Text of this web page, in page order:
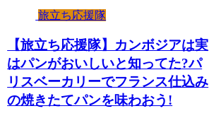
旅立ち応援隊
【旅立ち応援隊】カンボジアは実
はパンがおいしいと知ってた?パ
リスベーカリーでフランス仕込み
の焼きたてパンを味わおう!